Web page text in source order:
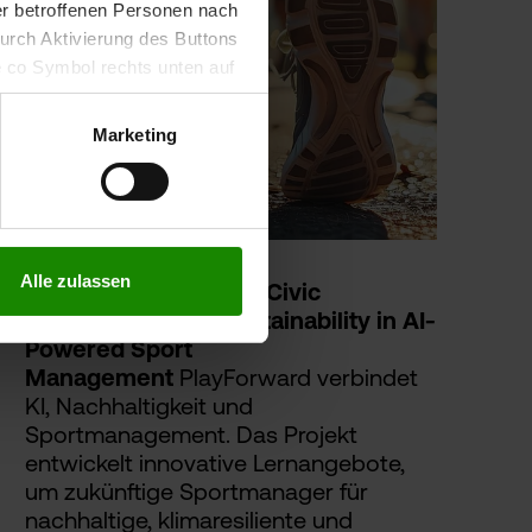
betroffenen Personen nach
Aktivierung des Buttons
Symbol rechts unten auf
der aufgrund der
finden Sie
Marketing
Alle zulassen
PlayForward | Driving Civic
Engagement and Sustainability in AI-
Powered Sport
Management PlayForward verbindet
KI, Nachhaltigkeit und
Sportmanagement. Das Projekt
entwickelt innovative Lernangebote,
um zukünftige Sportmanager für
nachhaltige, klimaresiliente und